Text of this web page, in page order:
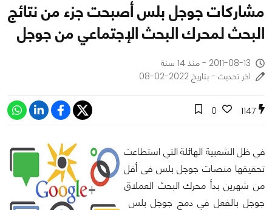
مشاركات جوجل بلس أصبحت جزء من نتائج
البحث لمحرك البحث الإجتماعي من جوجل
2011-08-13 - منذ 14 سنة
اخر تحديث - بتاريخ 2022-02-08
1147
0
في ظل الشعبية الهائلة التي استطاعت
تحقيقها منصات جوجل بلس فى أقل
من شهرين بدأ محرك البحث العملاق
جوجل بالفعل في دمج جوجل بلس